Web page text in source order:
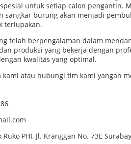
untuk setiap calon pengantin.
sangkar burung akan menjadi
terlupakan.
telah berpengalaman dalam
produksi yang bekerja dengan
kwalitas yang optimal.
atau hubungi tim kami yangan
PHI, Jl. Kranggan No. 73E